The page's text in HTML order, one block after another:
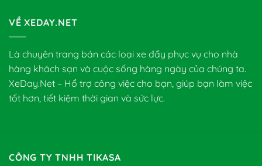
VỀ XEDAY.NET
Là chuyên trang bán các loại xe đẩy phục vụ cho nhà
hàng khách sạn và cuộc sống hàng ngày của chúng ta.
XeDay.Net – Hổ trợ công việc cho bạn, giúp bạn làm việc
tốt hơn, tiết kiệm thời gian và sức lực.
CÔNG TY TNHH TIKASA